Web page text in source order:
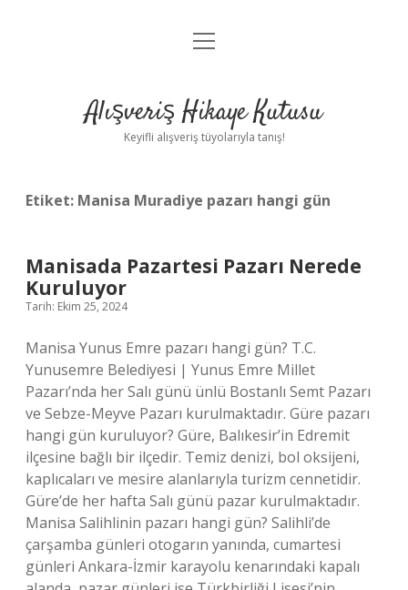
Anasayfa
Yasal Uyarı
menüyü
Alışveriş Hikaye Kutusu
Keyifli alışveriş tüyolarıyla tanış!
Etiket: Manisa Muradiye pazarı hangi gün
Manisada Pazartesi Pazarı Nerede
Kuruluyor
Tarih: Ekim 25, 2024
Manisa Yunus Emre pazarı hangi gün? T.C.
Yunusemre Belediyesi | Yunus Emre Millet
Pazarı’nda her Salı günü ünlü Bostanlı Semt Pazarı
ve Sebze-Meyve Pazarı kurulmaktadır. Güre pazarı
hangi gün kuruluyor? Güre, Balıkesir’in Edremit
ilçesine bağlı bir ilçedir. Temiz denizi, bol oksijeni,
kaplıcaları ve mesire alanlarıyla turizm cennetidir.
Güre’de her hafta Salı günü pazar kurulmaktadır.
Manisa Salihlinin pazarı hangi gün? Salihli’de
çarşamba günleri otogarın yanında, cumartesi
günleri Ankara-İzmir karayolu kenarındaki kapalı